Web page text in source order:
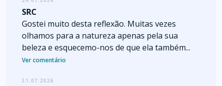
SRC
Gostei muito desta reflexão. Muitas vezes
olhamos para a natureza apenas pela sua
beleza e esquecemo-nos de que ela também...
Ver comentário
31.07.2026